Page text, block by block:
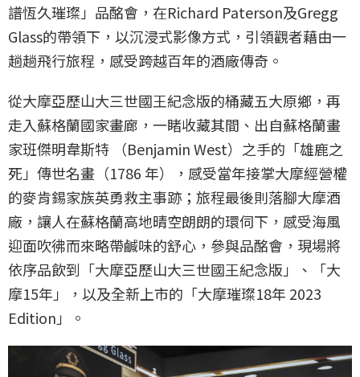
譜恆久璀璨」品酩會，在Richard Paterson及Gregg
Glass的帶領下，以沉浸式影像方式，引領觀者藉由一
趟趟飛行旅程，感受跨越百年的酒廠傳奇。
從大摩亞歷山大三世國王紀念版的桶藏五大原鄉，再
走入蘇格蘭國家畫廊，一睹收藏其間、出自蘇格蘭畫
家班傑明韋斯特 （Benjamin West）之手的「雄鹿之
死」傳世名畫（1786 年），感受當年接掌大摩經營權
的麥肯錫家族英勇救主事跡；旅程最後則落腳大摩酒
廠，讓人在蘇格蘭高地晴空朗朗的環伺下，感受海風
迎面吹彿而來略帶鹹味的舒心，參與品酩會，現場將
依序品飲到「大摩亞歷山大三世國王紀念版」、「大
摩15年」，以及全新上市的「大摩璀璨18年 2023
Edition」。